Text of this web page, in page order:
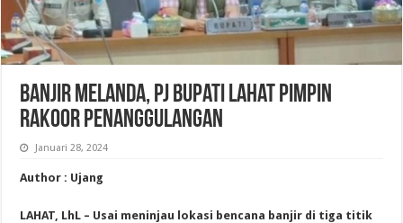
Banjir Melanda, Pj Bupati Lahat Pimpin
Rakoor Penanggulangan
Januari 28, 2024
Author : Ujang
LAHAT, LhL – Usai meninjau lokasi bencana banjir di tiga titik